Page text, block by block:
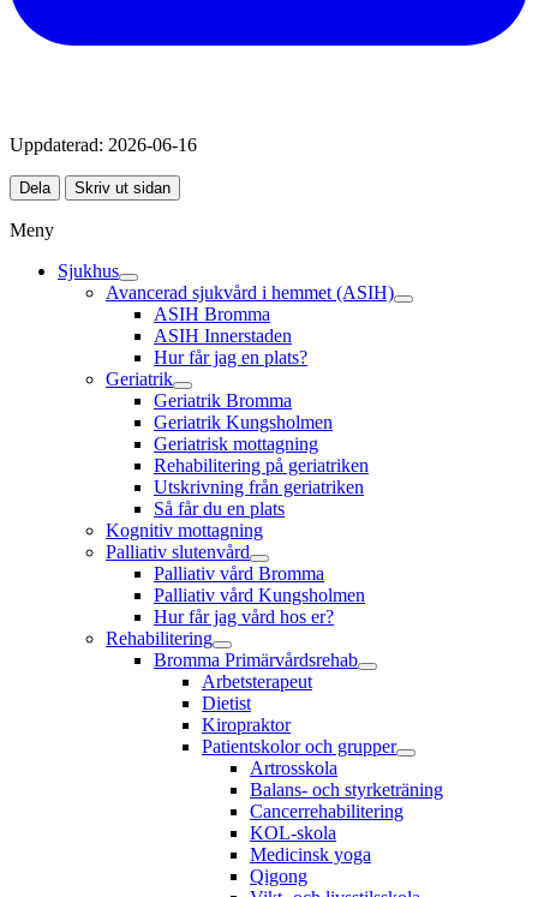
Uppdaterad: 2026-06-16
Dela Skriv ut sidan
Meny
Sjukhus
Avancerad sjukvård i hemmet (ASIH)
ASIH Bromma
ASIH Innerstaden
Hur får jag en plats?
Geriatrik
Geriatrik Bromma
Geriatrik Kungsholmen
Geriatrisk mottagning
Rehabilitering på geriatriken
Utskrivning från geriatriken
Så får du en plats
Kognitiv mottagning
Palliativ slutenvård
Palliativ vård Bromma
Palliativ vård Kungsholmen
Hur får jag vård hos er?
Rehabilitering
Bromma Primärvårdsrehab
Arbetsterapeut
Dietist
Kiropraktor
Patientskolor och grupper
Artrosskola
Balans- och styrketräning
Cancerrehabilitering
KOL-skola
Medicinsk yoga
Qigong